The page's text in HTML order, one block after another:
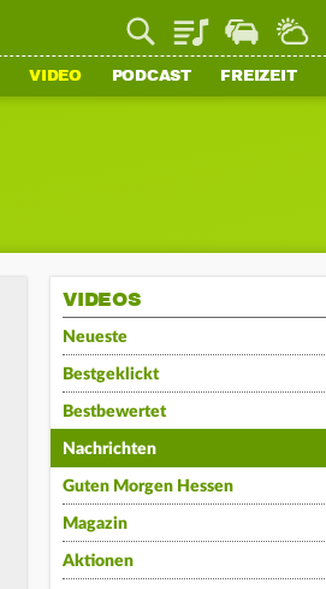
PlaylistStaupilot
VIDEO PODCAST FREIZEIT
VIDEOS
Neueste
Bestgeklickt
Bestbewertet
Nachrichten
Guten Morgen Hessen
Magazin
Aktionen